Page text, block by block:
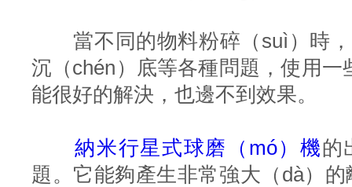
當不同的物料粉碎（suì）時，
沉（chén）底等各種問題，使用
能很好的解決，也邊不到效果。
納米行星式球磨（mó）機的
題。它能夠產生非常強大（dà）